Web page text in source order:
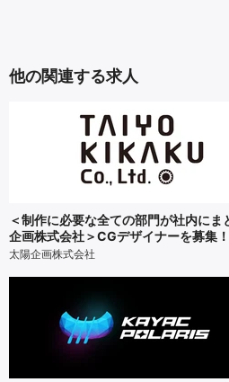
他の関連する求人
＜制作に必要な全ての部門が社内に
企画株式会社＞CGデザイナーを募集！
太陽企画株式会社